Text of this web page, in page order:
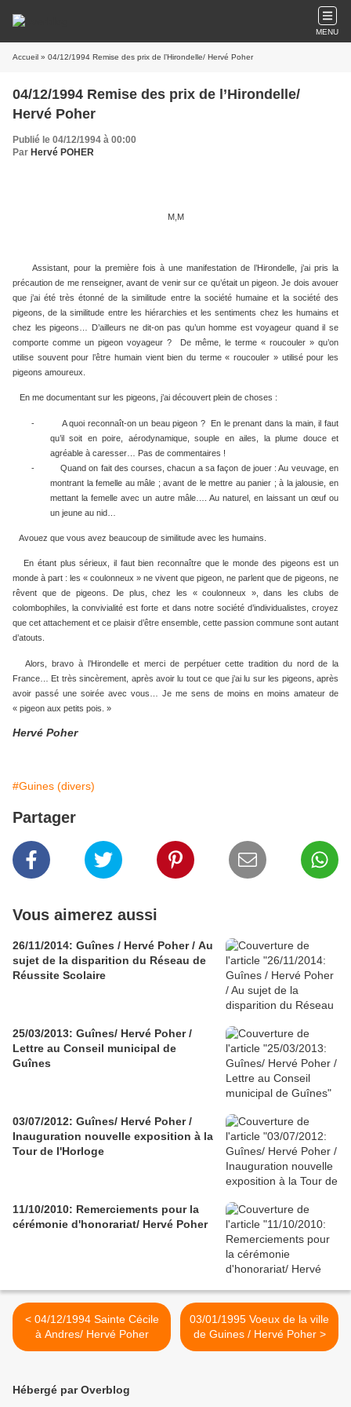
MENU
Accueil » 04/12/1994 Remise des prix de l’Hirondelle/ Hervé Poher
04/12/1994 Remise des prix de l’Hirondelle/
Hervé Poher
Publié le 04/12/1994 à 00:00
Par Hervé POHER
M,M
Assistant, pour la première fois à une manifestation de l’Hirondelle, j’ai pris la
précaution de me renseigner, avant de venir sur ce qu’était un pigeon. Je dois avouer
que j’ai été très étonné de la similitude entre la société humaine et la société des
pigeons, de la similitude entre les hiérarchies et les sentiments chez les humains et
chez les pigeons… D’ailleurs ne dit-on pas qu’un homme est voyageur quand il se
comporte comme un pigeon voyageur ?
De même, le terme « roucouler » qu’on
utilise souvent pour l’être humain vient bien du terme « roucouler » utilisé pour les
pigeons amoureux.
En me documentant sur les pigeons, j’ai découvert plein de choses :
- A quoi reconnaît-on un beau pigeon ?
En le prenant dans la main, il faut
qu’il soit en poire, aérodynamique, souple en ailes, la plume douce et
agréable à caresser… Pas de commentaires !
-
Quand on fait des courses, chacun a sa façon de jouer : Au veuvage, en
montrant la femelle au mâle ; avant de le mettre au panier ; à la jalousie, en
mettant la femelle avec un autre mâle…. Au naturel, en laissant un œuf ou
un jeune au nid…
Avouez que vous avez beaucoup de similitude avec les humains.
En étant plus sérieux, il faut bien reconnaître que le monde des pigeons est un
monde à part : les « coulonneux » ne vivent que pigeon, ne parlent que de pigeons, ne
rêvent que de pigeons. De plus, chez les « coulonneux », dans les clubs de
colombophiles, la convivialité est forte et dans notre société d’individualistes, croyez
que cet attachement et ce plaisir d’être ensemble, cette passion commune sont autant
d’atouts.
Alors, bravo à l’Hirondelle et merci de perpétuer cette tradition du nord de la
France… Et très sincèrement, après avoir lu tout ce que j’ai lu sur les pigeons, après
avoir passé une soirée avec vous… Je me sens de moins en moins amateur de
« pigeon aux petits pois. »
Hervé Poher
#Guines (divers)
Partager
Vous aimerez aussi
26/11/2014: Guînes / Hervé Poher / Au
sujet de la disparition du Réseau de
Réussite Scolaire
25/03/2013: Guînes/ Hervé Poher /
Lettre au Conseil municipal de
Guînes
03/07/2012: Guînes/ Hervé Poher /
Inauguration nouvelle exposition à la
Tour de l'Horloge
11/10/2010: Remerciements pour la
cérémonie d'honorariat/ Hervé Poher
< 04/12/1994 Sainte Cécile
à Andres/ Hervé Poher
03/01/1995 Voeux de la ville
de Guines / Hervé Poher >
Hébergé par Overblog